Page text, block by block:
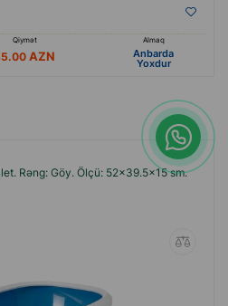
Qiymət
Almaq
Anbarda
Yoxdur
Rəng: Göy. Ölçü: 52x39.5x15 sm.